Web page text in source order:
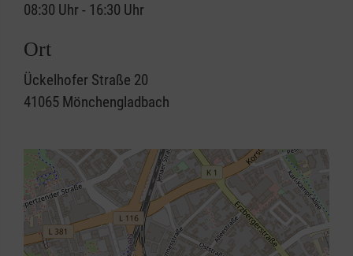
08:30 Uhr - 16:30 Uhr
Ort
Ückelhofer Straße 20
41065 Mönchengladbach